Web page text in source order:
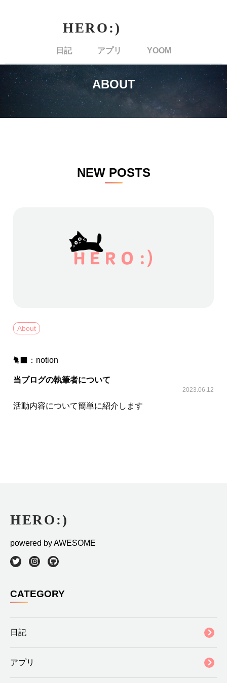
日記 アプリ YOOM
ABOUT
NEW POSTS
About
🐈‍⬛： notion
当ブログの執筆者について
2023.06.12
活動内容について簡単に紹介します
powered by AWESOME
CATEGORY
日記
アプリ